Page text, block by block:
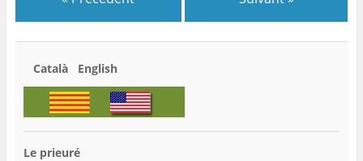
Català English
Le prieuré